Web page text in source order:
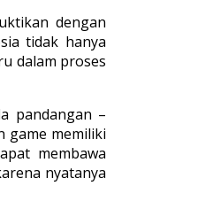
dengan
tidak hanya
dalam proses
pandangan –
game memiliki
membawa
nyatanya